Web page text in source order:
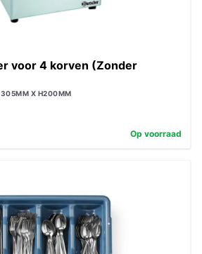
voor 4 korven (Zonder
X H200MM
Op voorraad